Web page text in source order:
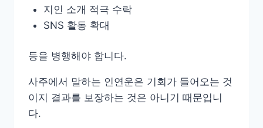
지인 소개 적극 수락
SNS 활동 확대
등을 병행해야 합니다.
사주에서 말하는 인연운은 기회가 들어오는 것
이지 결과를 보장하는 것은 아니기 때문입니
다.